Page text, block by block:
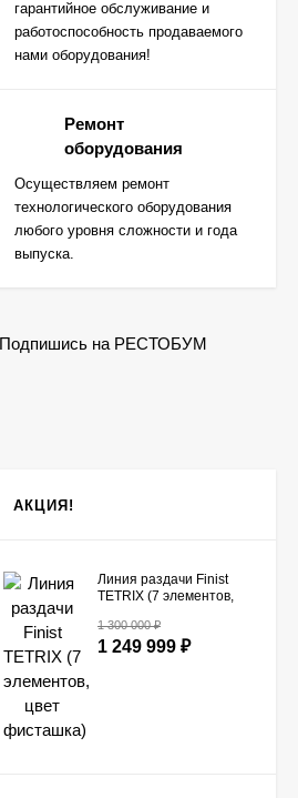
гарантийное обслуживание и
работоспособность продаваемого
нами оборудования!
Ремонт
оборудования
Осуществляем ремонт
технологического оборудования
любого уровня сложности и года
выпуска.
АКЦИЯ!
Линия раздачи Finist
TETRIX (7 элементов,
1 300 000₽
1 249 999 ₽